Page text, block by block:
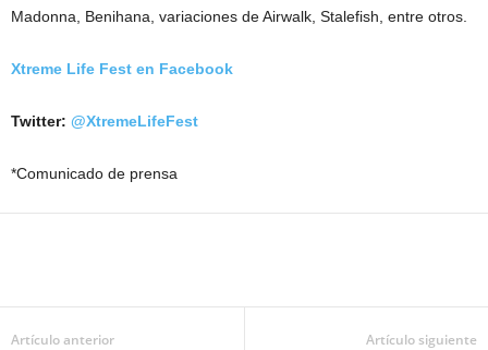
Madonna, Benihana, variaciones de Airwalk, Stalefish, entre otros.
Xtreme Life Fest en Facebook
Twitter: @XtremeLifeFest
*Comunicado de prensa
Artículo anterior Artículo siguiente